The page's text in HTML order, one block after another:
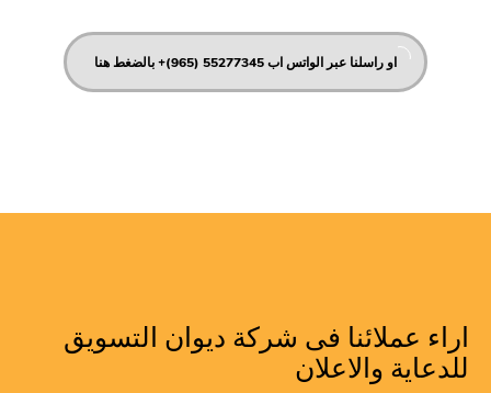
او راسلنا عبر الواتس اب 55277345 (965)+ بالضغط هنا
اراء عملائنا فى شركة ديوان التسويق
للدعاية والاعلان